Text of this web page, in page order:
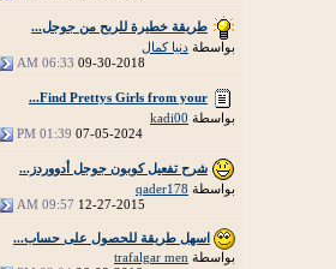
طريقة خطيرة للربح من جوجل...
بواسطة دنيا كمال
09-30-2018
06:33 AM
Find Prettys Girls from your...
بواسطة kadi00
07-05-2024
01:39 PM
شرح تفعيل كوبون جوجل أدووردز...
بواسطة qader178
12-27-2015
09:57 AM
اسهل طريقة للحصول على حساب...
بواسطة trafalgar men